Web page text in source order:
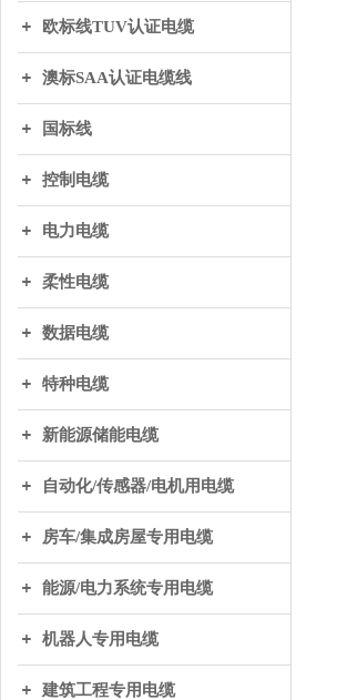
欧标线TUV认证电缆
澳标SAA认证电缆线
国标线
控制电缆
电力电缆
柔性电缆
数据电缆
特种电缆
新能源储能电缆
自动化/传感器/电机用电缆
房车/集成房屋专用电缆
能源/电力系统专用电缆
机器人专用电缆
建筑工程专用电缆